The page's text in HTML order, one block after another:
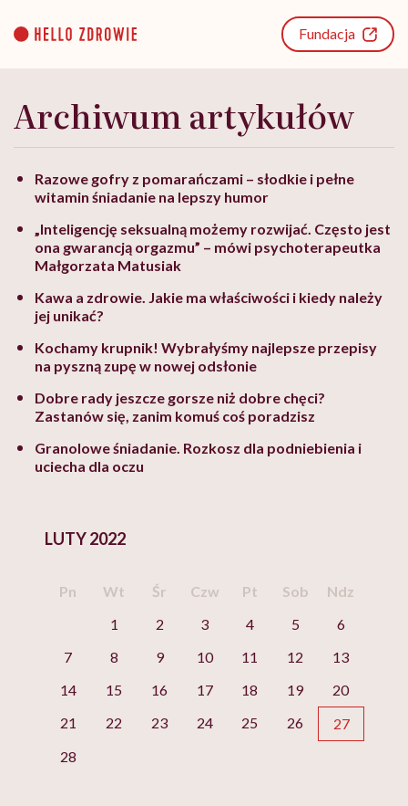
content
Fundacja
Archiwum artykułów
Razowe gofry z pomarańczami – słodkie i pełne
witamin śniadanie na lepszy humor
„Inteligencję seksualną możemy rozwijać. Często jest
ona gwarancją orgazmu” – mówi psychoterapeutka
Małgorzata Matusiak
Kawa a zdrowie. Jakie ma właściwości i kiedy należy
jej unikać?
Kochamy krupnik! Wybrałyśmy najlepsze przepisy
na pyszną zupę w nowej odsłonie
Dobre rady jeszcze gorsze niż dobre chęci?
Zastanów się, zanim komuś coś poradzisz
Granolowe śniadanie. Rozkosz dla podniebienia i
uciecha dla oczu
LUTY 2022
Pn Wt Śr Czw Pt Sob
Ndz
1
2 3 4 5
6
7
8 9 10 11 12
13
14
15 16 17 18 19
20
21
22 23 24 25 26
27
28